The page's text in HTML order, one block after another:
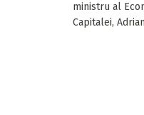
ministru al
Capitalei,